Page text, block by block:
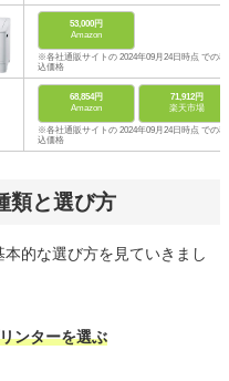
53,000円
Amazon
※各社通販サイトの 2024年09月24日時点 での税
込価格
68,854円
Amazon
71,912円
楽天市場
※各社通販サイトの 2024年09月24日時点 での税
込価格
類と選び方
的な選び方を見ていきまし
ンターを選ぶ